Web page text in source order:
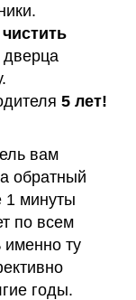
дверца
5 лет!
вам
обратный
1 минуты
по всем
именно ту
годы.